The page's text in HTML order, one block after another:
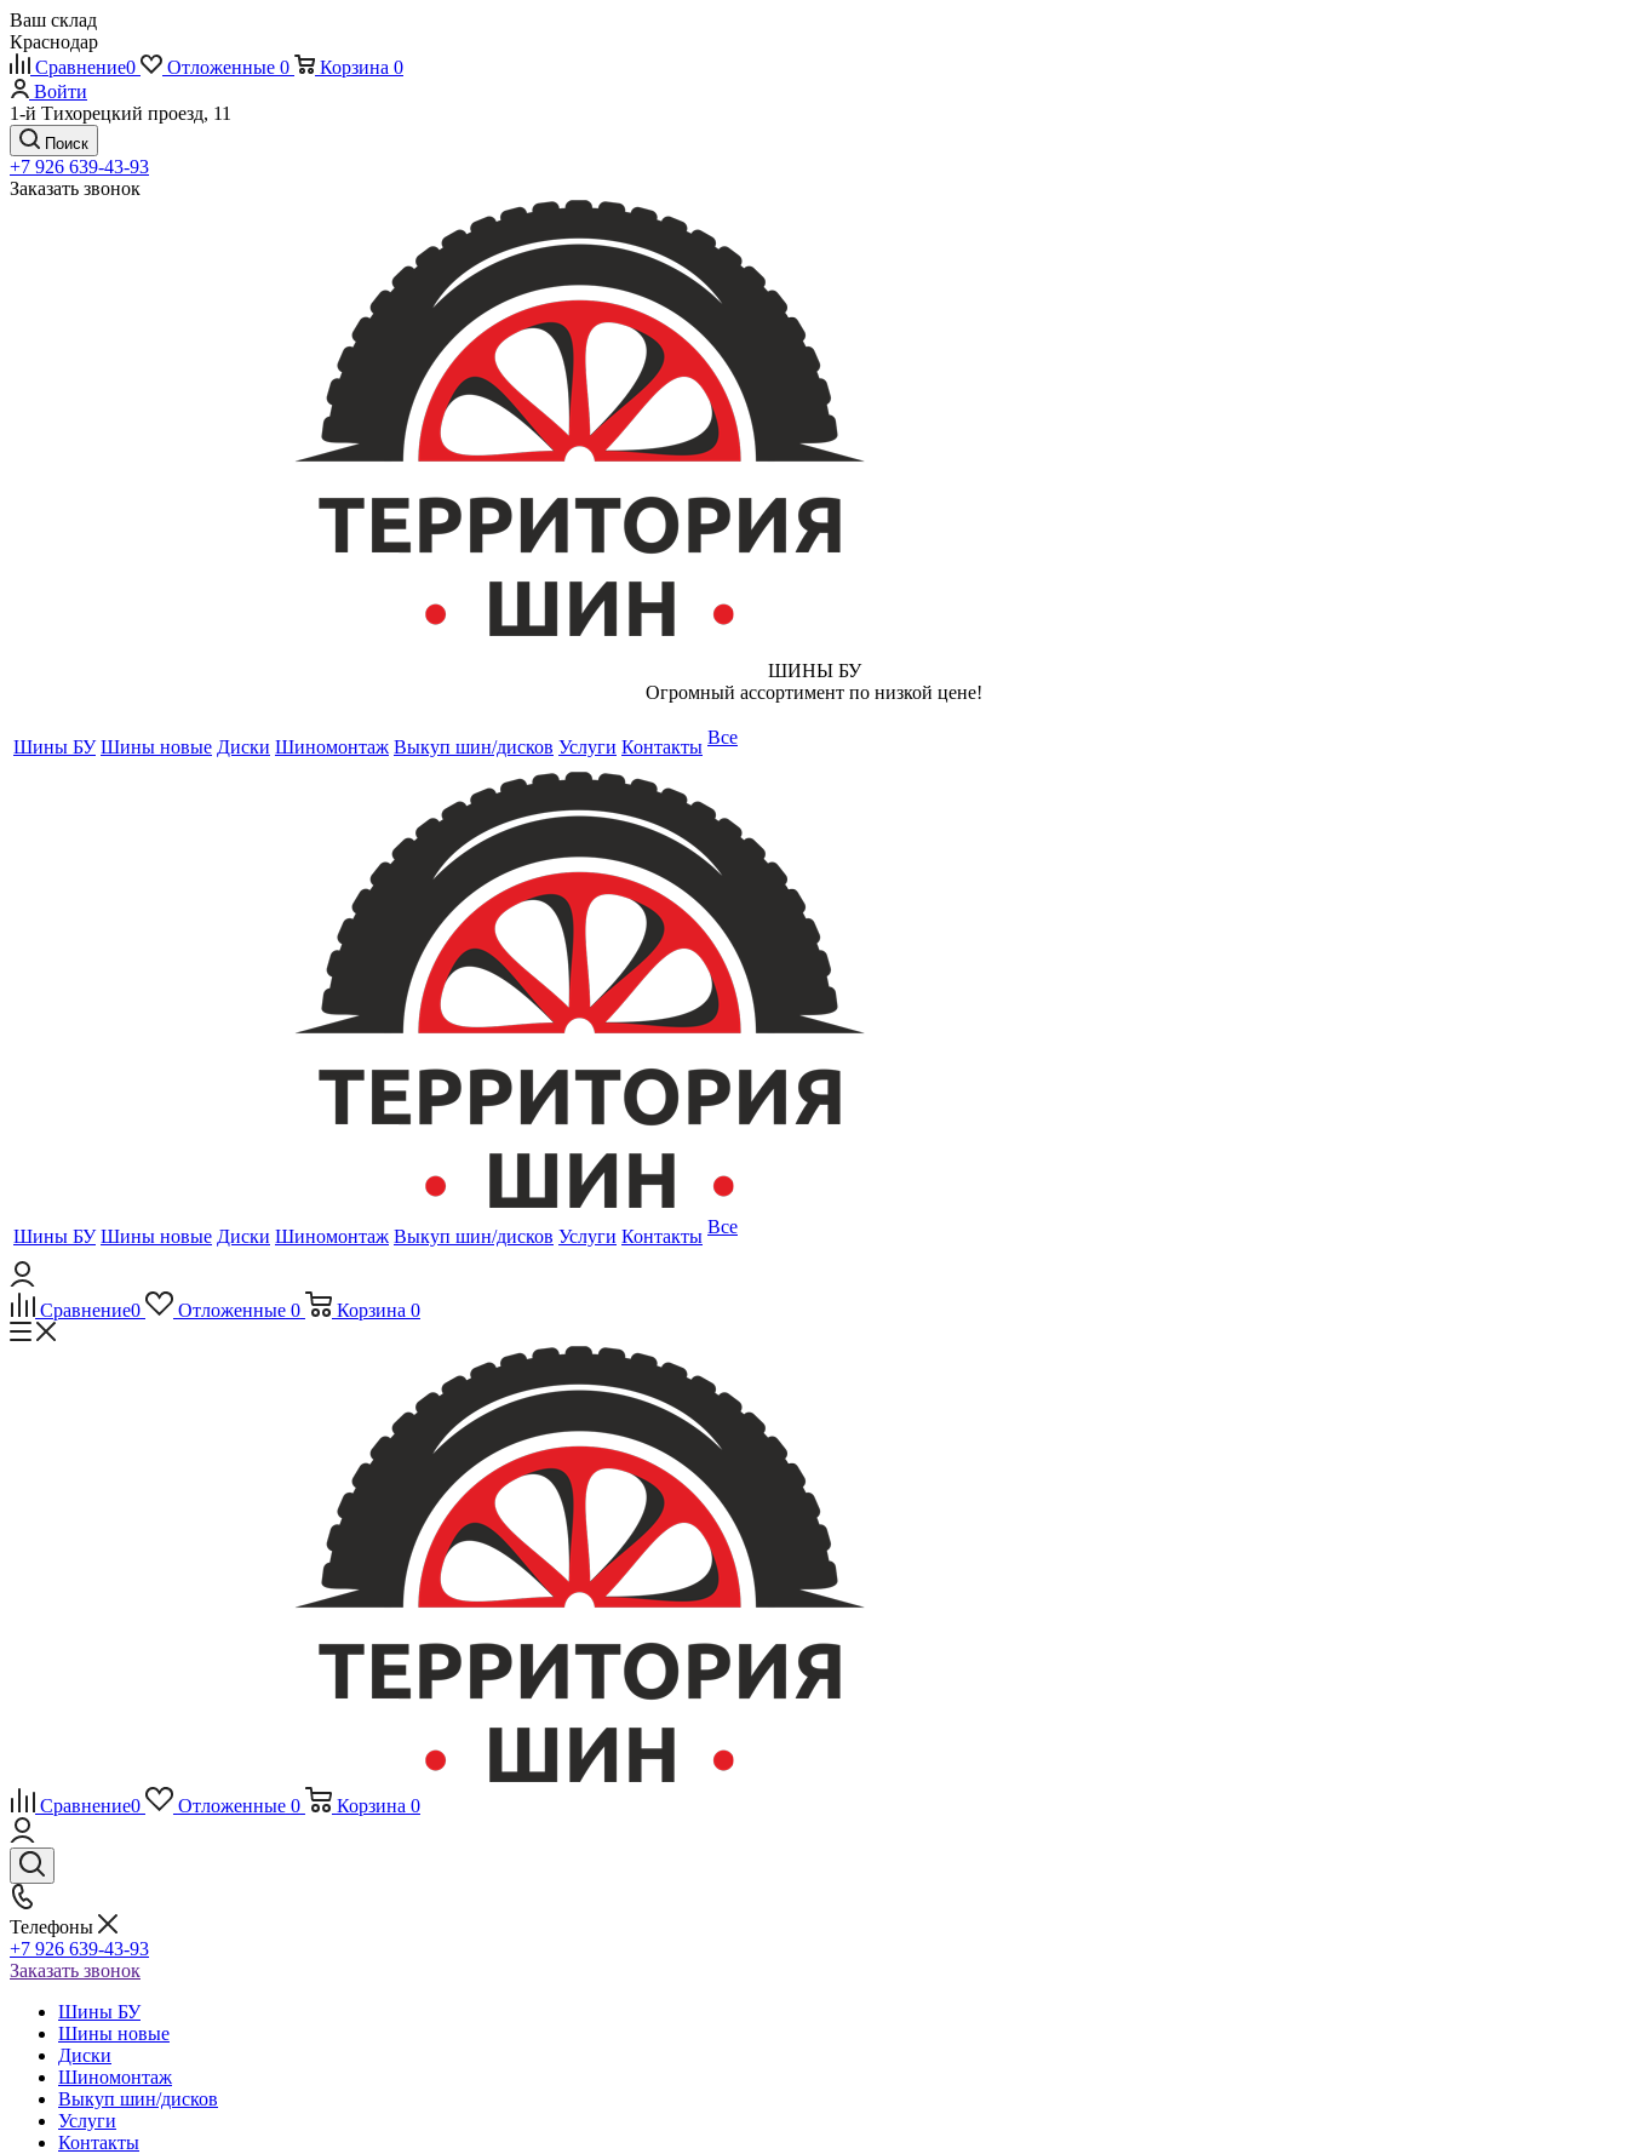
Ваш склад
Краснодар
Сравнение0 Отложенные 0 Корзина 0
Войти
1-й Тихорецкий проезд, 11
Поиск
+7 926 639-43-93
Заказать звонок
ШИНЫ БУ
Огромный ассортимент по низкой цене!
Шины БУ Шины новые Диски Шиномонтаж Выкуп шин/дисков Услуги Контакты Все
Шины БУ Шины новые Диски Шиномонтаж Выкуп шин/дисков Услуги Контакты Все
Сравнение0 Отложенные 0 Корзина 0
Сравнение0 Отложенные 0 Корзина 0
Телефоны
+7 926 639-43-93
Заказать звонок
Шины БУ
Шины новые
Диски
Шиномонтаж
Выкуп шин/дисков
Услуги
Контакты